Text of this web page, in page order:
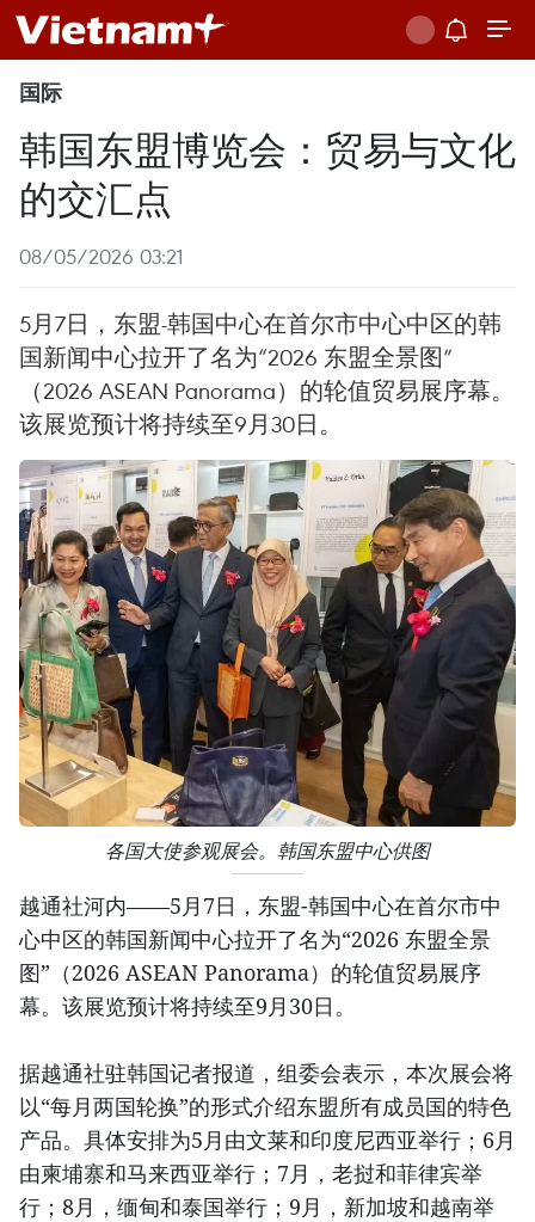
国际
韩国东盟博览会：贸易与文化
的交汇点
08/05/2026 03:21
5月7日，东盟-韩国中心在首尔市中心中区的韩
国新闻中心拉开了名为“2026 东盟全景图”
（2026 ASEAN Panorama）的轮值贸易展序幕。
该展览预计将持续至9月30日。
各国大使参观展会。韩国东盟中心供图
越通社河内——5月7日，东盟-韩国中心在首尔市中
心中区的韩国新闻中心拉开了名为“2026 东盟全景
图”（2026 ASEAN Panorama）的轮值贸易展序
幕。该展览预计将持续至9月30日。
据越通社驻韩国记者报道，组委会表示，本次展会将
以“每月两国轮换”的形式介绍东盟所有成员国的特色
产品。具体安排为5月由文莱和印度尼西亚举行；6月
由柬埔寨和马来西亚举行；7月，老挝和菲律宾举
行；8月，缅甸和泰国举行；9月，新加坡和越南举